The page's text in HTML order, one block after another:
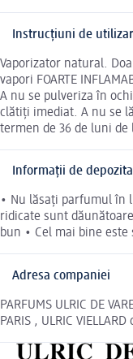
Instrucțiuni de
Vaporizator natural.
vapori FOARTE
A nu se pulveriza în
clătiți imediat. A nu se
termen de 36 de luni de
Informații de
• Nu lăsați parfumul în
ridicate sunt
bun • Cel mai bine
Adresa companiei
PARFUMS ULRIC DE
PARIS , ULRIC